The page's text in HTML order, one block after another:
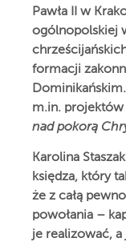
Pawła II w
ogólnopolskiej
formacji
m.in. projektów
nad pokorą
Karolina
księdza, który
że z całą
powołania –
je realizować, a